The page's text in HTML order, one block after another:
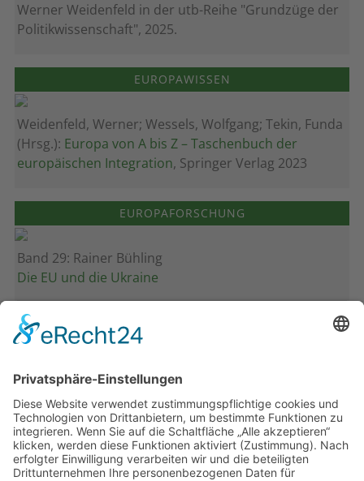
Werner Weidenfeld in der utb-Reihe "Grundzüge der
Politikwissenschaft", 2025.
EUROPAWISSEN
Weidenfeld, Werner; Wessels, Wolfgang; Tekin, Funda
(Hrsg.): Europa von A bis Z – Taschenbuch der
europäischen Integration, Springer Verlag 2023
EUROPAFORSCHUNG
Band 29: Rainer Bühling
Die EU und die Ukraine
Band 28: Andrea Zeller
Eurorettung um jeden Preis?
Band 27: Thomas Jansen
Europa verstehen
Band 26: Andreas Öffner
Die Macht der Interessen